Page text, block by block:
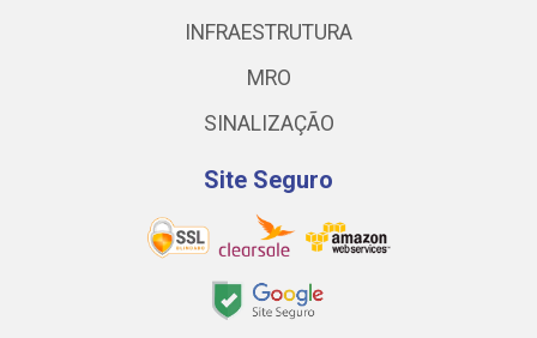
INFRAESTRUTURA
MRO
SINALIZAÇÃO
Site Seguro